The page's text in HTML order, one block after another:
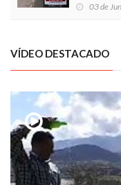
03 de
VÍDEO DESTACADO